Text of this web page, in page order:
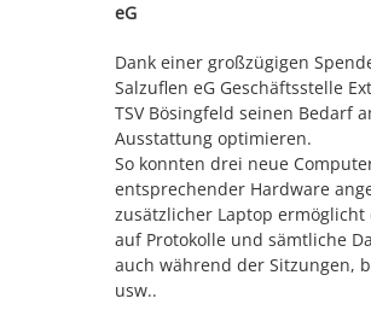
eG
Dank einer großzügigen
Salzuflen eG Geschäftsstelle
TSV Bösingfeld seinen Bedarf
Ausstattung optimieren.
So konnten drei neue
entsprechender Hardware
zusätzlicher Laptop
auf Protokolle und sämtliche
auch während der Sitzungen,
usw..